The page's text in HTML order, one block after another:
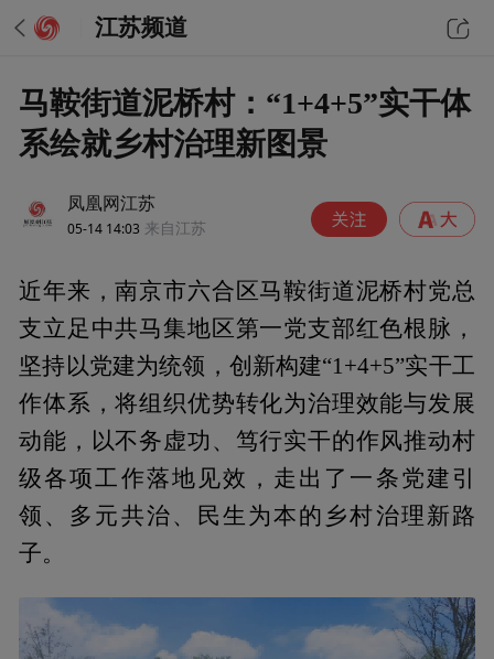
江苏频道
马鞍街道泥桥村：“1+4+5”实干体
系绘就乡村治理新图景
凤凰网江苏
05-14 14:03 来自江苏
近年来，南京市六合区马鞍街道泥桥村党总
支立足中共马集地区第一党支部红色根脉，
坚持以党建为统领，创新构建“1+4+5”实干工
作体系，将组织优势转化为治理效能与发展
动能，以不务虚功、笃行实干的作风推动村
级各项工作落地见效，走出了一条党建引
领、多元共治、民生为本的乡村治理新路
子。